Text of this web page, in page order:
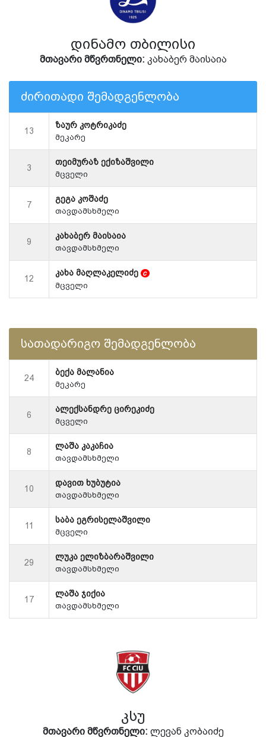
დინამო თბილისი
მთავარი მწვრთნელი: კახაბერ მაისაია
ძირითადი შემადგენლობა
13
ზაურ კოტრიკაძე
მეკარე
3
თეიმურაზ ექიზაშვილი
მცველი
7
გეგა კოშაძე
თავდამსხმელი
9
კახაბერ მაისაია
თავდამსხმელი
12
კახა მაღლაკელიძე c
მცველი
სათადარიგო შემადგენლობა
24
ბექა მალანია
მეკარე
6
ალექსანდრე ცირეკიძე
მცველი
8
ლაშა კაკაჩია
თავდამსხმელი
10
დავით ხუბუტია
თავდამსხმელი
11
საბა ეგრისელაშვილი
მცველი
29
ლუკა ელიზბარაშვილი
თავდამსხმელი
17
ლაშა ჯიქია
თავდამსხმელი
კსუ
მთავარი მწვრთნელი: ლევან კობაიძე